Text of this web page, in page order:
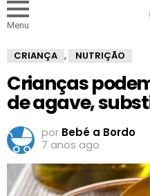
Menu
CRIANÇA , NUTRIÇÃO
Crianças
de agave,
por Bebé a Bordo
7 anos ago